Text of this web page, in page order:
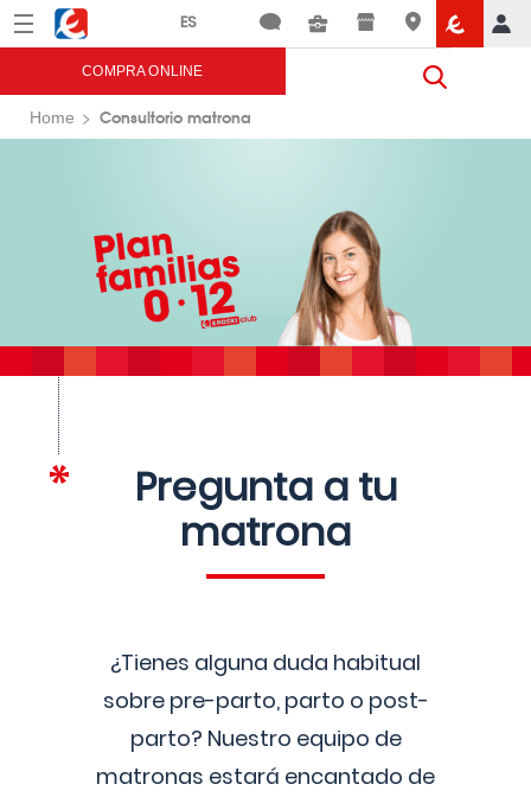
Menú Eroski
COMPRA ONLINE
Home Consultorio matrona
Pregunta a tu
matrona
¿Tienes alguna duda habitual
sobre pre-parto, parto o post-
parto? Nuestro equipo de
matronas estará encantado de